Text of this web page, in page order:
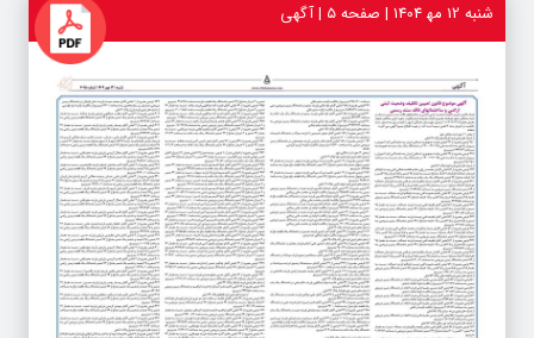
شنبه 12 مه‍ 1404 | صفحه ۵ | آگهی